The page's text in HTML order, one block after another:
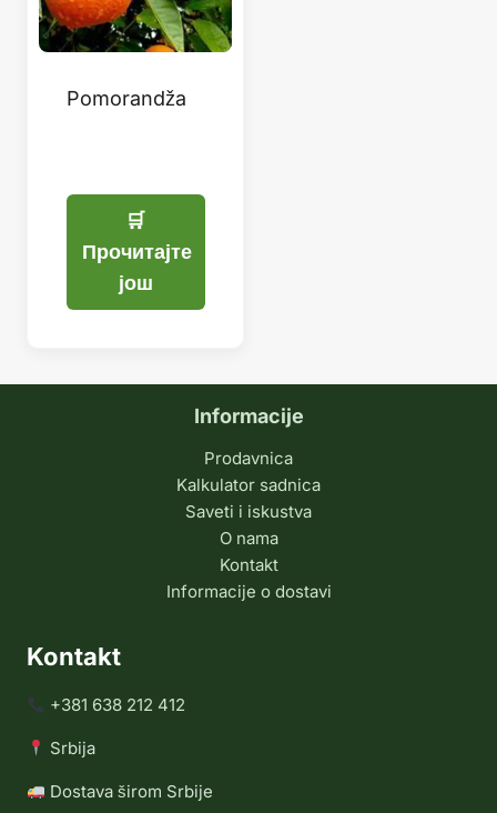
Pomorandža
Прочитајте
још
Informacije
Prodavnica
Kalkulator sadnica
Saveti i iskustva
O nama
Kontakt
Informacije o dostavi
Kontakt
+381 638 212 412
Srbija
Dostava širom Srbije